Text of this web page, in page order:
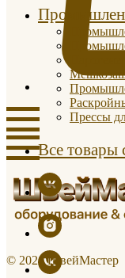
Прессы
Все товары
© 2021 ШвейМастер